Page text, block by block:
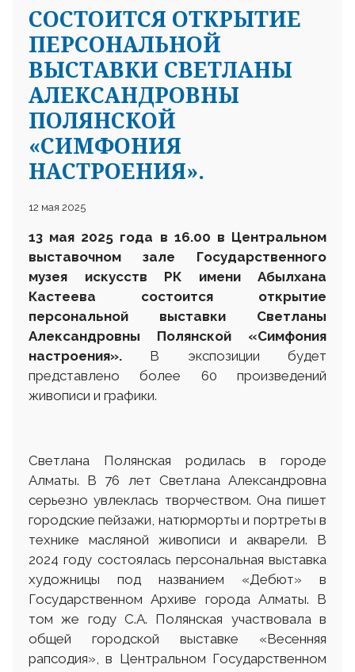
СОСТОИТСЯ ОТКРЫТИЕ
ПЕРСОНАЛЬНОЙ
ВЫСТАВКИ СВЕТЛАНЫ
АЛЕКСАНДРОВНЫ
ПОЛЯНСКОЙ
«СИМФОНИЯ
НАСТРОЕНИЯ».
12 мая 2025
13 мая 2025 года в 16.00 в Центральном
выставочном зале Государственного
музея искусств РК имени Абылхана
Кастеева состоится открытие
персональной выставки Светланы
Александровны Полянской «Симфония
настроения». В экспозиции будет
представлено более 60 произведений
живописи и графики.
Светлана Полянская родилась в городе
Алматы. В 76 лет Светлана Александровна
серьезно увлеклась творчеством. Она пишет
городские пейзажи, натюрморты и портреты в
технике масляной живописи и акварели. В
2024 году состоялась персональная выставка
художницы под названием «Дебют» в
Государственном Архиве города Алматы. В
том же году С.А. Полянская участвовала в
общей городской выставке «Весенняя
рапсодия», в Центральном Государственном